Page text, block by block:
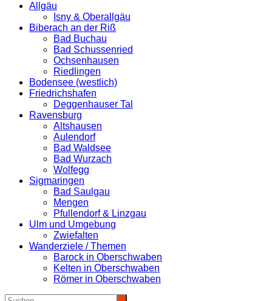
Allgäu
Isny & Oberallgäu
Biberach an der Riß
Bad Buchau
Bad Schussenried
Ochsenhausen
Riedlingen
Bodensee (westlich)
Friedrichshafen
Deggenhauser Tal
Ravensburg
Altshausen
Aulendorf
Bad Waldsee
Bad Wurzach
Wolfegg
Sigmaringen
Bad Saulgau
Mengen
Pfullendorf & Linzgau
Ulm und Umgebung
Zwiefalten
Wanderziele / Themen
Barock in Oberschwaben
Kelten in Oberschwaben
Römer in Oberschwaben